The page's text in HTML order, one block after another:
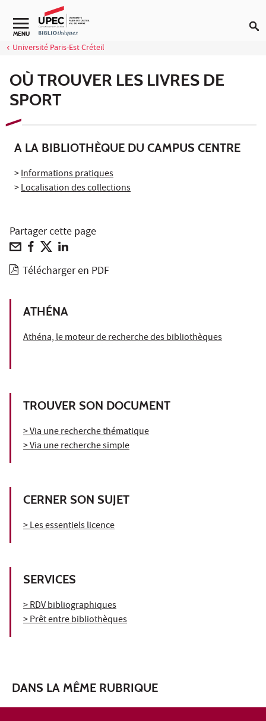
Aller au contenu
Navigation secondaire
MENU
Université Paris-Est Créteil
OÙ TROUVER LES LIVRES DE
SPORT
A LA BIBLIOTHÈQUE DU CAMPUS CENTRE
>Informations pratiques
>Localisation des collections
Partager cette page
Télécharger en PDF
ATHÉNA
Athéna, le moteur de recherche des bibliothèques
TROUVER SON DOCUMENT
> Via une recherche thématique
> Via une recherche simple
CERNER SON SUJET
> Les essentiels licence
SERVICES
> RDV bibliographiques
> Prêt entre bibliothèques
DANS LA MÊME RUBRIQUE